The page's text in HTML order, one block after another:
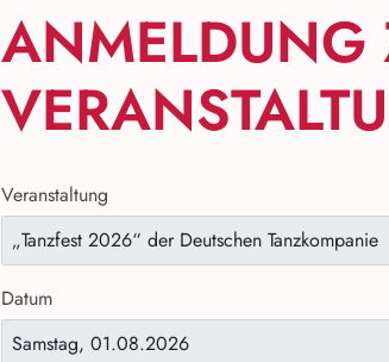
ANMELDUNG
Veranstaltung
Datum